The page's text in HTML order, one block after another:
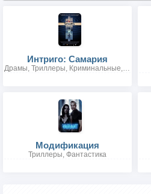
Интриго: Самария
Драмы, Триллеры, Криминальные, Детективы
Модификация
Триллеры, Фантастика